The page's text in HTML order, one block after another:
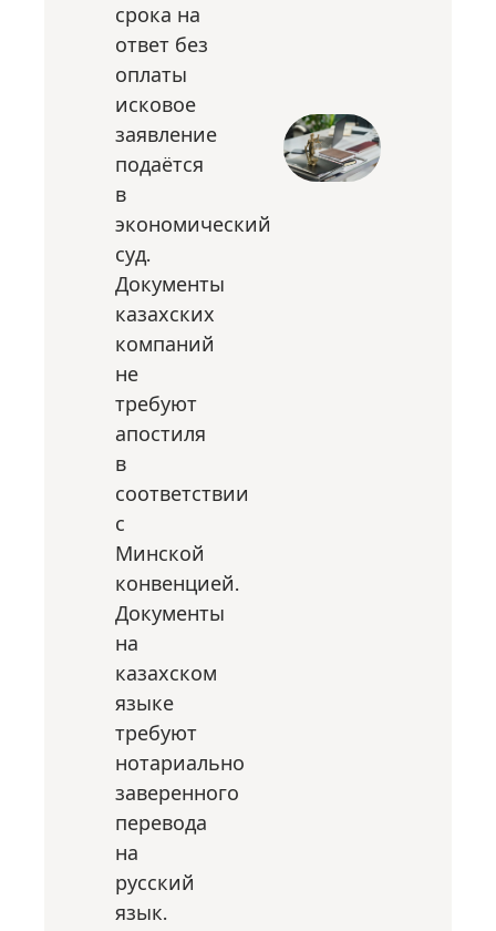
срока на
ответ без
оплаты
исковое
заявление
подаётся
в
экономический
суд.
Документы
казахских
компаний
не
требуют
апостиля
в
соответствии
с
Минской
конвенцией.
Документы
на
казахском
языке
требуют
нотариально
заверенного
перевода
на
русский
язык.